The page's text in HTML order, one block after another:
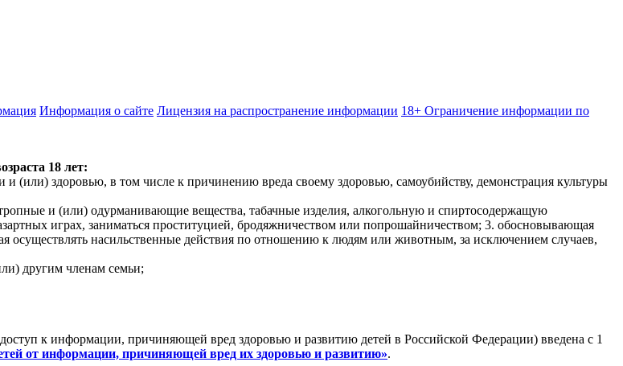
Информация о сайте Лицензия на распространение информации 18+ Ограничение информации по
18 лет:
здоровью, в том числе к причинению вреда своему здоровью, самоубийству, демонстрация культуры
и (или) одурманивающие вещества, табачные изделия, алкогольную и спиртосодержащую
играх, заниматься проституцией, бродяжничеством или попрошайничеством; 3. обосновывающая
насильственные действия по отношению к людям или животным, за исключением случаев,
другим членам семьи;
к информации, причиняющей вред здоровью и развитию детей в Российской Федерации) введена с 1
от информации, причиняющей вред их здоровью и развитию».